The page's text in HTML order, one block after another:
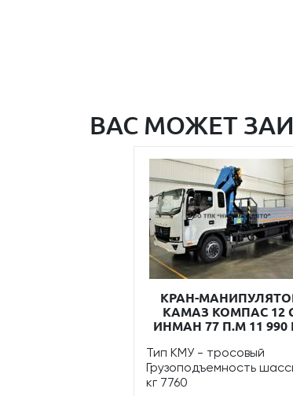
ВАС МОЖЕТ
КРАН-
КАМАЗ КОМПАС 12
ИНМАН 77 П.М 11 990
Тип КМУ - тросовый
Грузоподъемность
кг 7760